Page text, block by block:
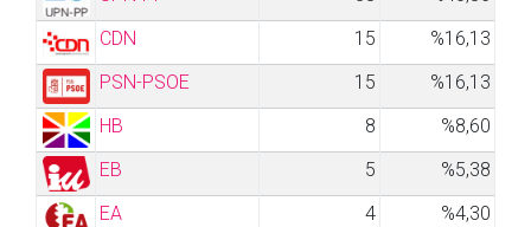
CDN
15
%16,13
PSN-PSOE
15
%16,13
HB
8
%8,60
EB
5
%5,38
EA
4
%4,30